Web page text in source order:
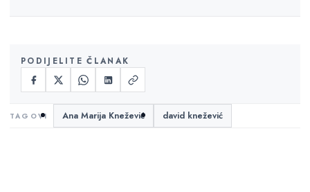
PODIJELITE ČLANAK
Ana Marija Knežević david knežević